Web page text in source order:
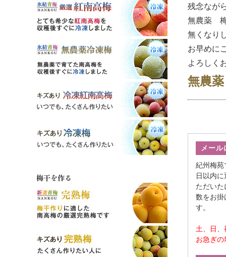
残念なが
無農薬 梅
無くなり
お早めに
よろしく
無農
メー
紀州梅苑
日以内
ただい
数をお掛
す。
土、日
お急ぎ
梅干を作る